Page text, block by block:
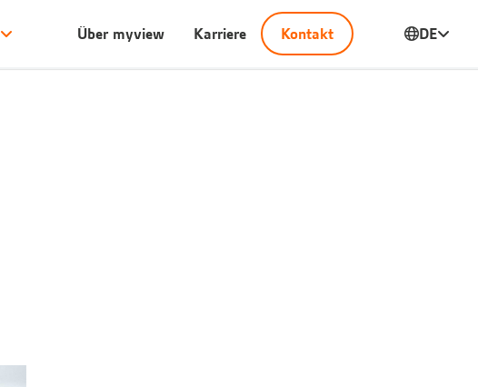
Über myview Karriere Kontakt DE